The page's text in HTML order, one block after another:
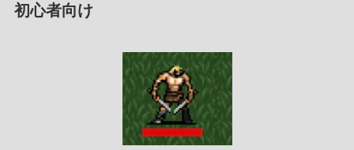
初心者向け